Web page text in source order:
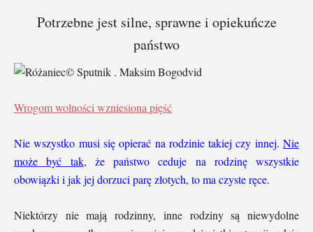
Potrzebne jest silne, sprawne i opiekuńcze
państwo
© Sputnik . Maksim Bogodvid
Wrogom wolności wzniesiona pięść
Nie wszystko musi się opierać na rodzinie takiej czy innej. Nie
może być tak, że państwo ceduje na rodzinę wszystkie
obowiązki i jak jej dorzuci parę złotych, to ma czyste ręce.
Niektórzy nie mają rodzinny, inne rodziny są niewydolne